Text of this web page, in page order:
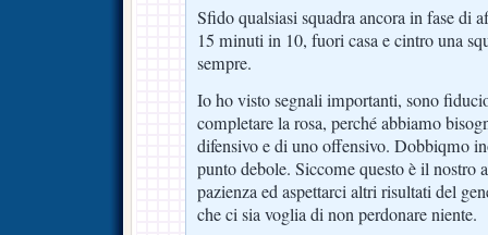
Sfido qualsiasi squadra ancora in fase di
15 minuti in 10, fuori casa e cintro una
sempre.
Io ho visto segnali importanti, sono
completare la rosa, perché abbiamo
difensivo e di uno offensivo. Dobbiqmo
punto debole. Siccome questo è il nostro
pazienza ed aspettarci altri risultati del
che ci sia voglia di non perdonare niente.